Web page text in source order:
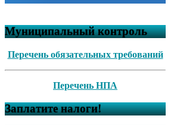
Муниципальный контроль
Перечень обязательных требований
Перечень НПА
Заплатите налоги!